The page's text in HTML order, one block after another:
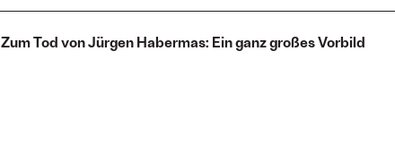
Zum Tod von Jürgen Habermas: Ein ganz großes Vorbild